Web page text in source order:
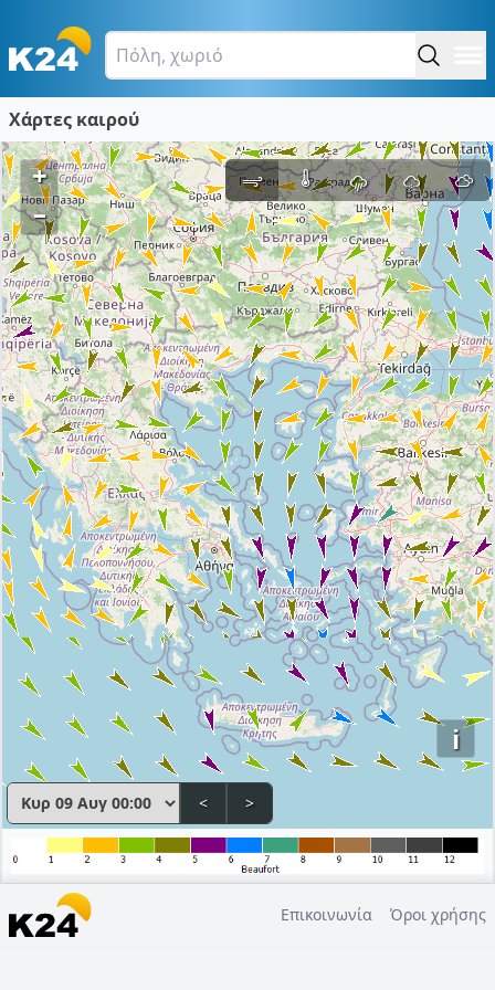
Χάρτες καιρού
i
+
–
< >
Επικοινωνία Όροι χρήσης